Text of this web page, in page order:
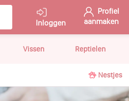
Inloggen
Profiel
aanmaken
Vissen Reptielen
Nestjes